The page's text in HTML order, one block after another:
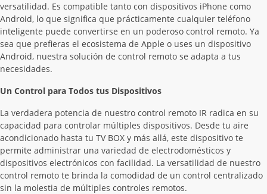
versatilidad. Es compatible tanto con dispositivos iPhone como
Android, lo que significa que prácticamente cualquier teléfono
inteligente puede convertirse en un poderoso control remoto. Ya
sea que prefieras el ecosistema de Apple o uses un dispositivo
Android, nuestra solución de control remoto se adapta a tus
necesidades.
Un Control para Todos tus Dispositivos
La verdadera potencia de nuestro control remoto IR radica en su
capacidad para controlar múltiples dispositivos. Desde tu aire
acondicionado hasta tu TV BOX y más allá, este dispositivo te
permite administrar una variedad de electrodomésticos y
dispositivos electrónicos con facilidad. La versatilidad de nuestro
control remoto te brinda la comodidad de un control centralizado
sin la molestia de múltiples controles remotos.